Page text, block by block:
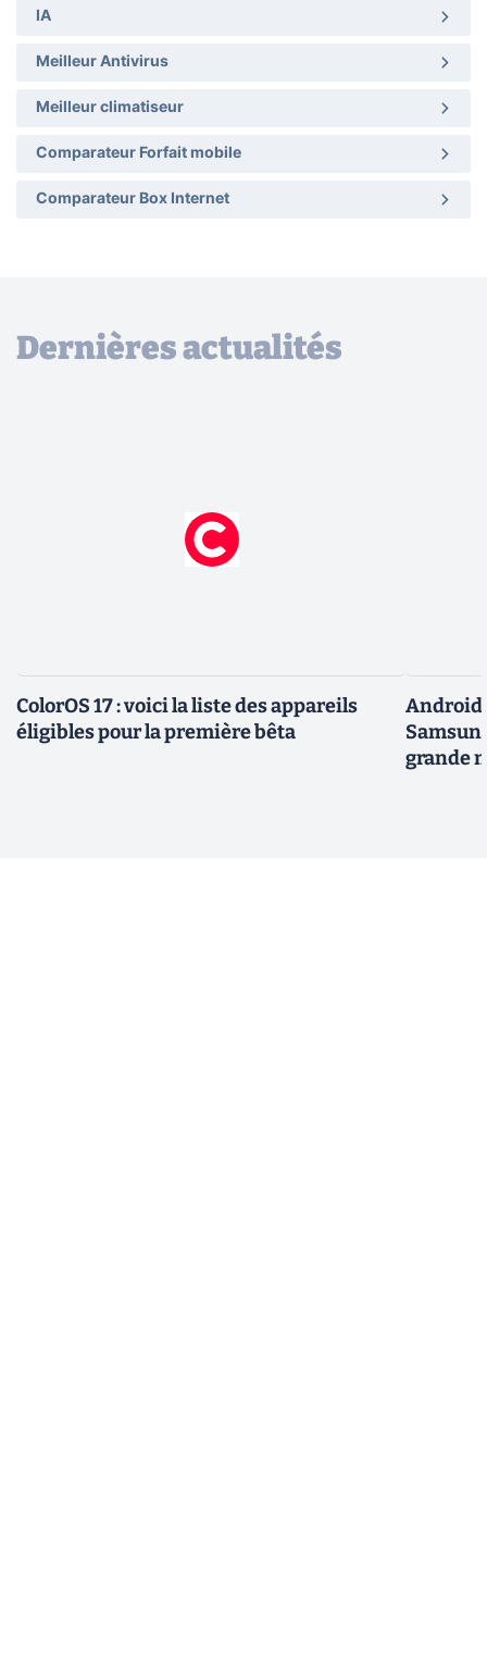
IA
Meilleur Antivirus
Meilleur climatiseur
Comparateur Forfait mobile
Comparateur Box Internet
Dernières actualités
ColorOS 17 : voici la liste des appareils
éligibles pour la première bêta
Android
grande